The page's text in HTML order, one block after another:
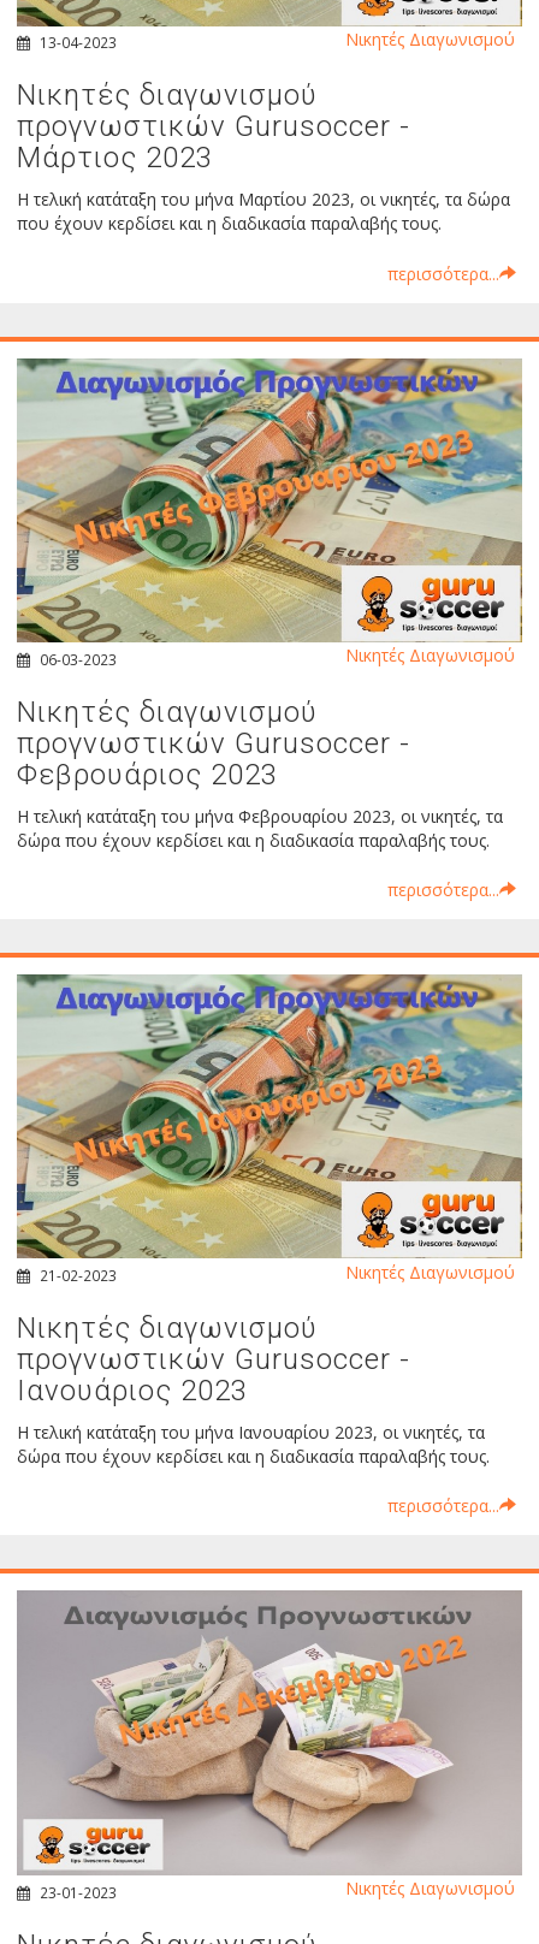
13-04-2023
Νικητές διαγωνισμού
προγνωστικών Gurusoccer -
Μάρτιος 2023
Η τελική κατάταξη του μήνα Μαρτίου 2023, οι νικητές, τα δώρα
που έχουν κερδίσει και η διαδικασία παραλαβής τους.
περισσότερα...
Νικητές Διαγωνισμού
06-03-2023
Νικητές διαγωνισμού
προγνωστικών Gurusoccer -
Φεβρουάριος 2023
Η τελική κατάταξη του μήνα Φεβρουαρίου 2023, οι νικητές, τα
δώρα που έχουν κερδίσει και η διαδικασία παραλαβής τους.
περισσότερα...
Νικητές Διαγωνισμού
21-02-2023
Νικητές διαγωνισμού
προγνωστικών Gurusoccer -
Ιανουάριος 2023
Η τελική κατάταξη του μήνα Ιανουαρίου 2023, οι νικητές, τα
δώρα που έχουν κερδίσει και η διαδικασία παραλαβής τους.
περισσότερα...
Νικητές Διαγωνισμού
23-01-2023 Νικητές Διαγωνισμού